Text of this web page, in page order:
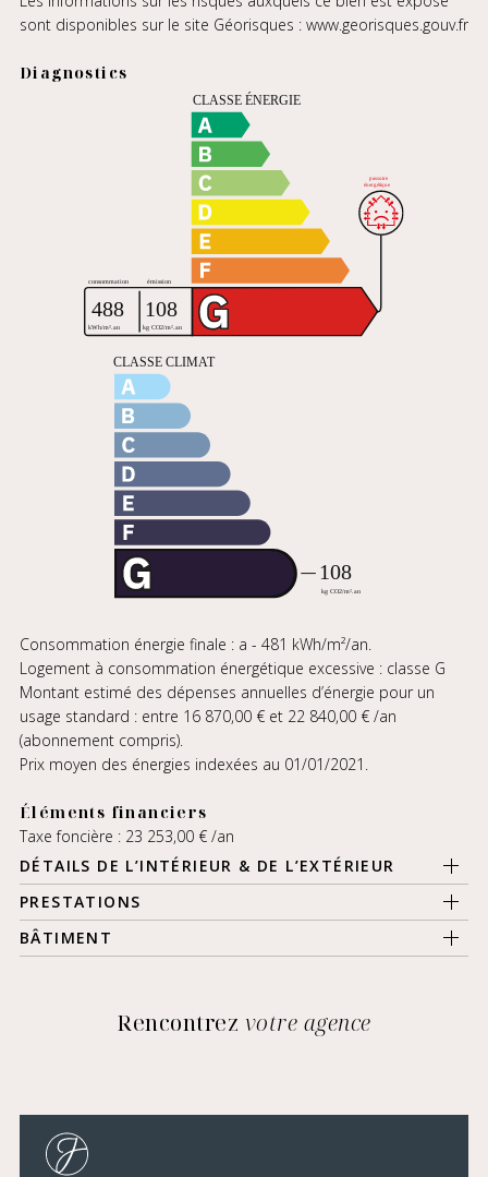
sont disponibles sur le site Géorisques : www.georisques.gouv.fr
Diagnostics
Consommation énergie finale : a - 481 kWh/m²/an.
Logement à consommation énergétique excessive : classe G
Montant estimé des dépenses annuelles d’énergie pour un
usage standard : entre 16 870,00 € et 22 840,00 € /an
(abonnement compris).
Prix moyen des énergies indexées au 01/01/2021.
Éléments financiers
Taxe foncière : 23 253,00 € /an
DÉTAILS DE L’INTÉRIEUR & DE L’EXTÉRIEUR
PRESTATIONS
BÂTIMENT
Rencontrez votre agence